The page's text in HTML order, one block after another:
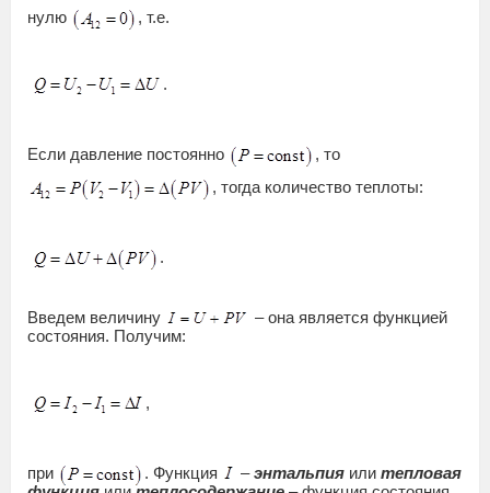
нулю
, т.е.
.
Если давление постоянно
, то
, тогда количество теплоты:
.
Введем величину
– она является функцией
состояния. Получим:
,
при . Функция –энтальпия или тепловая